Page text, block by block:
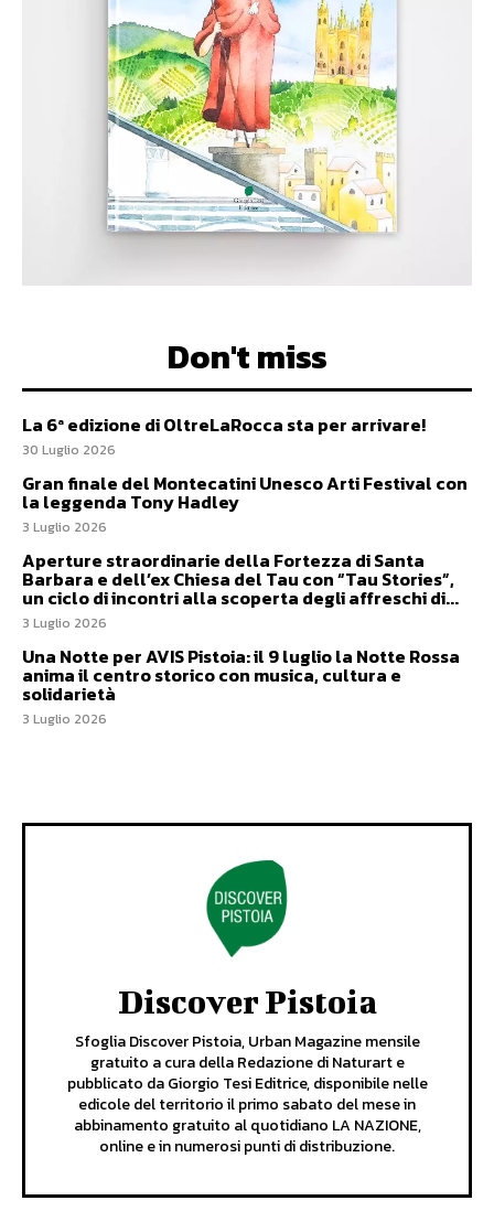
Don't miss
La 6ª edizione di OltreLaRocca sta per arrivare!
30 Luglio 2026
Gran finale del Montecatini Unesco Arti Festival con
la leggenda Tony Hadley
3 Luglio 2026
Aperture straordinarie della Fortezza di Santa
Barbara e dell’ex Chiesa del Tau con “Tau Stories”,
un ciclo di incontri alla scoperta degli affreschi di...
3 Luglio 2026
Una Notte per AVIS Pistoia: il 9 luglio la Notte Rossa
anima il centro storico con musica, cultura e
solidarietà
3 Luglio 2026
Discover Pistoia
Sfoglia Discover Pistoia, Urban Magazine mensile
gratuito a cura della Redazione di Naturart e
pubblicato da Giorgio Tesi Editrice, disponibile nelle
edicole del territorio il primo sabato del mese in
abbinamento gratuito al quotidiano LA NAZIONE,
online e in numerosi punti di distribuzione.